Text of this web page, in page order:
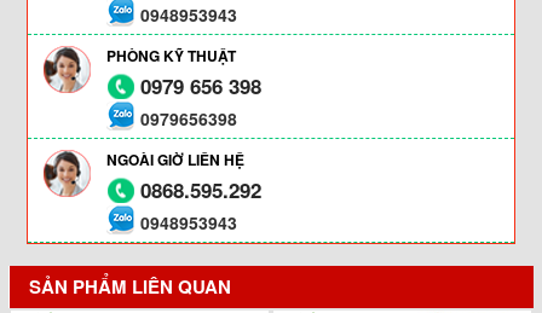
0948953943
PHÒNG KỸ THUẬT
0979 656 398
0979656398
NGOÀI GIỜ LIÊN HỆ
0868.595.292
0948953943
SẢN PHẨM LIÊN QUAN